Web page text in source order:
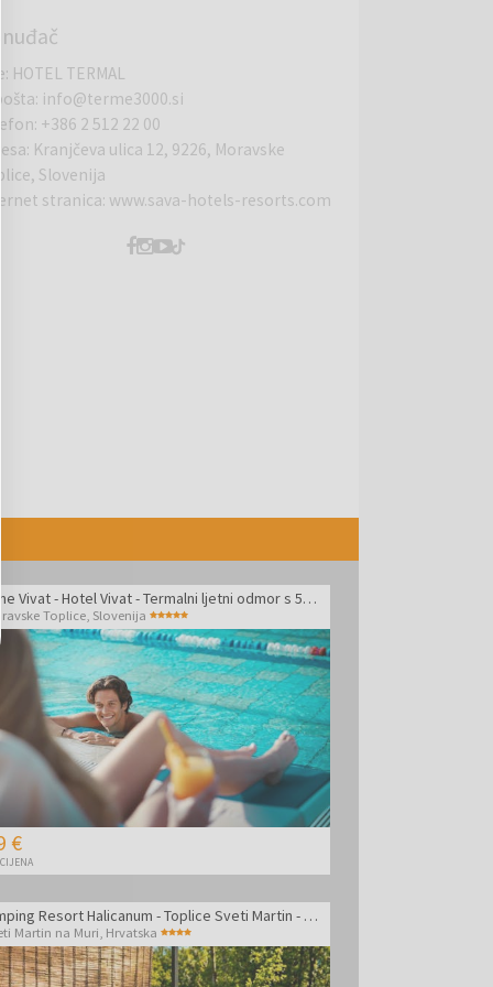
: HOTEL TERMAL
: info@terme3000.si
: +386 2 512 22 00
: Kranjčeva ulica 12, 9226, Moravske
Slovenija
stranica: www.sava-hotels-resorts.com
Terme Vivat - Hotel Vivat - Termalni ljetni odmor s 5 zvjezdica
Toplice, Slovenija
€
Glamping Resort Halicanum - Toplice Sveti Martin - Odmor tijekom tjedna uz masažu
Martin na Muri Hrvatska